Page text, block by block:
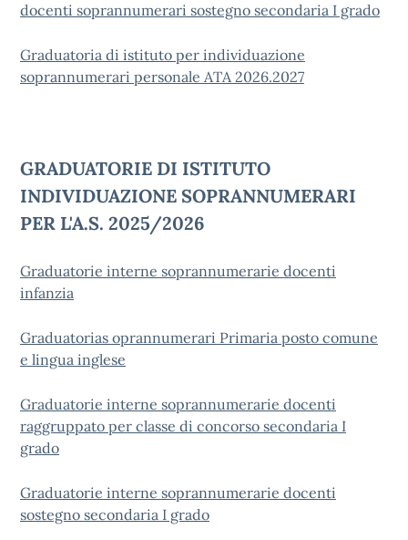
docenti soprannumerari sostegno secondaria I grado
Graduatoria di istituto per individuazione
soprannumerari personale ATA 2026.2027
GRADUATORIE DI ISTITUTO
INDIVIDUAZIONE SOPRANNUMERARI
PER L'A.S. 2025/2026
Graduatorie interne soprannumerarie docenti
infanzia
Graduatorias oprannumerari Primaria posto comune
e lingua inglese
Graduatorie interne soprannumerarie docenti
raggruppato per classe di concorso secondaria I
grado
Graduatorie interne soprannumerarie docenti
sostegno secondaria I grado